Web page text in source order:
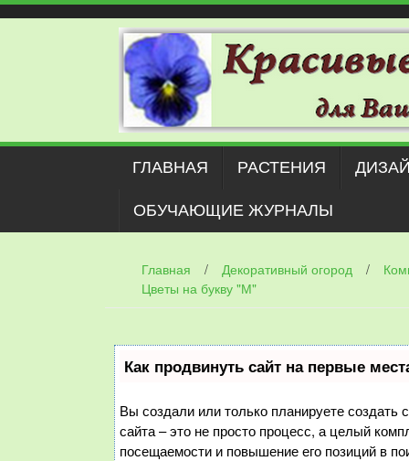
Наверх
ГЛАВНАЯ РАСТЕНИЯ
ОБУЧАЮЩИЕ ЖУРНАЛЫ
Главная / Декоративный огород /
Цветы на букву "М"
Как продвинуть сайт на первые
Вы создали или только планируете создать
сайта – это не просто процесс, а целый
посещаемости и повышение его позиций в